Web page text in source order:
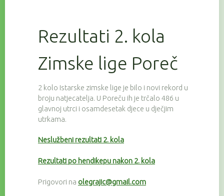
Rezultati 2. kola
Zimske lige Poreč
2 kolo Istarske zimske lige je bilo i novi rekord u
broju natjecatelja. U Poreču ih je trčalo 486 u
glavnoj utrci i osamdesetak djece u dječjim
utrkama.
Neslužbeni rezultati 2. kola
Rezultati po hendikepu nakon 2. kola
Prigovori na olegrajic@gmail.com